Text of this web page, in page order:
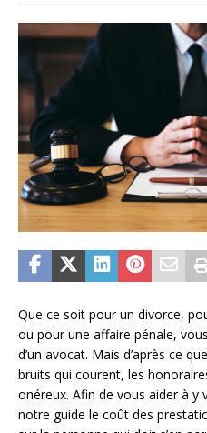
Que ce soit pour un divorce,
ou pour une affaire pénale,
d’un avocat. Mais d’après ce
bruits qui courent, les
onéreux. Afin de vous aider à y
notre guide le coût des